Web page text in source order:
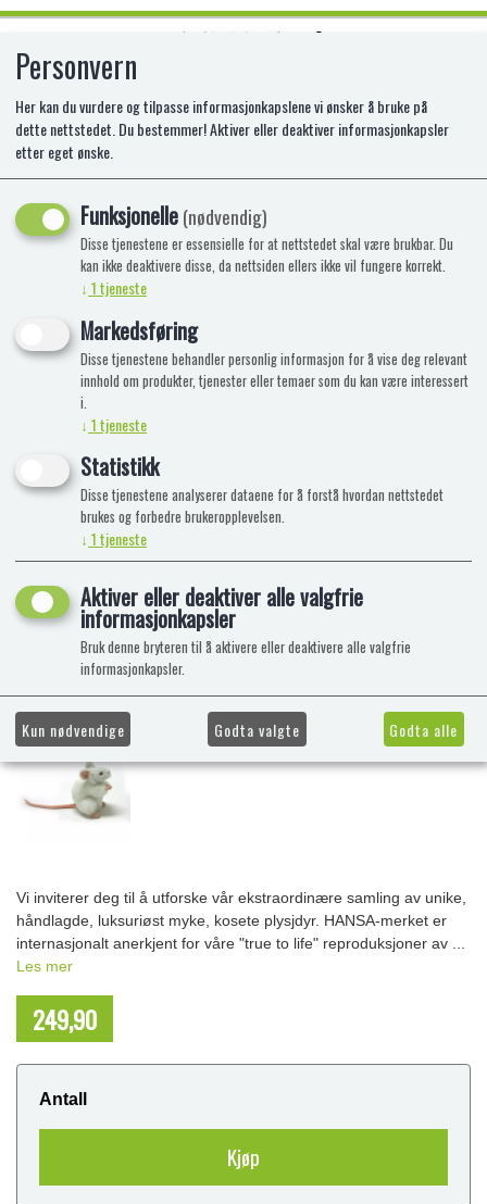
HVIT MUS 16 CM.H
HA-5323
Vi inviterer deg til å utforske vår ekstraordinære samling av unike,
håndlagde, luksuriøst myke, kosete plysjdyr. HANSA-merket er
internasjonalt anerkjent for våre "true to life" reproduksjoner av ...
Les mer
249,90
Antall
Kjøp
Personvern
Her kan du vurdere og tilpasse informasjonkapslene vi ønsker å bruke på
dette nettstedet. Du bestemmer! Aktiver eller deaktiver informasjonkapsler
etter eget ønske.
Funksjonelle(nødvendig)
Disse tjenestene er essensielle for at nettstedet skal være brukbar. Du
kan ikke deaktivere disse, da nettsiden ellers ikke vil fungere korrekt.
↓ 1tjeneste
Markedsføring
Disse tjenestene behandler personlig informasjon for å vise deg relevant
innhold om produkter, tjenester eller temaer som du kan være interessert
i.
↓ 1tjeneste
Statistikk
Disse tjenestene analyserer dataene for å forstå hvordan nettstedet
brukes og forbedre brukeropplevelsen.
↓ 1tjeneste
Aktiver eller deaktiver alle valgfrie
informasjonkapsler
Bruk denne bryteren til å aktivere eller deaktivere alle valgfrie
informasjonkapsler.
Kun nødvendige Godta valgte Godta alle